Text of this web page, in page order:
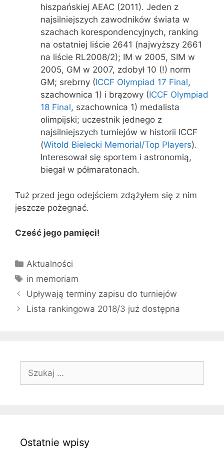
hiszpańskiej AEAC (2011). Jeden z
najsilniejszych zawodników świata w
szachach korespondencyjnych, ranking
na ostatniej liście 2641 (najwyższy 2661
na liście RL2008/2); IM w 2005, SIM w
2005, GM w 2007, zdobył 10 (!) norm
GM; srebrny (ICCF Olympiad 17 Final,
szachownica 1) i brązowy (ICCF Olympiad
18 Final, szachownica 1) medalista
olimpijski; uczestnik jednego z
najsilniejszych turniejów w historii ICCF
(Witold Bielecki Memorial/Top Players).
Interesował się sportem i astronomią,
biegał w półmaratonach.
Tuż przed jego odejściem zdążyłem się z nim
jeszcze pożegnać.
Cześć jego pamięci!
Kategorie
Aktualności
Tagi
in memoriam
Upływają terminy zapisu do turniejów
Lista rankingowa 2018/3 już dostępna
Szukaj:
Ostatnie wpisy